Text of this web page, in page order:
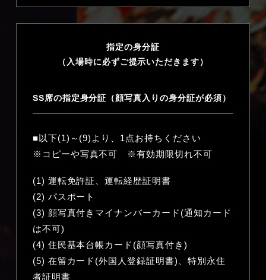
指定の身分証
（入場時に必ずご提示いただきます）
SS席の指定身分証（顔写真入りの身分証が必須）
■以下(1)～(9)より、1点お持ちください
※コピーや写真不可 ※有効期限切れ不可
(1) 運転免許証、運転経歴証明書
(2) パスポート
(3) 顔写真付きマイナンバーカード(通知カード
は不可)
(4) 住民基本台帳カード(顔写真付き)
(5) 在留カード(外国人登録証明書)、特別永住
者証明書